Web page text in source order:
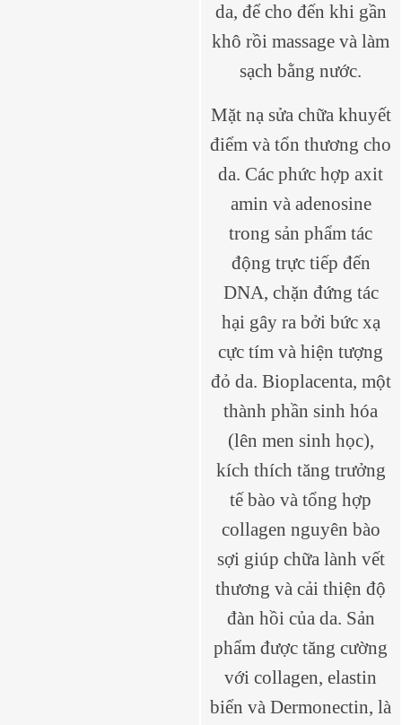
da, để cho đến khi gần
khô rồi massage và làm
sạch bằng nước.
Mặt nạ sửa chữa khuyết
điểm và tổn thương cho
da. Các phức hợp axit
amin và adenosine
trong sản phẩm tác
động trực tiếp đến
DNA, chặn đứng tác
hại gây ra bởi bức xạ
cực tím và hiện tượng
đỏ da. Bioplacenta, một
thành phần sinh hóa
(lên men sinh học),
kích thích tăng trưởng
tế bào và tổng hợp
collagen nguyên bào
sợi giúp chữa lành vết
thương và cải thiện độ
đàn hồi của da. Sản
phẩm được tăng cường
với collagen, elastin
biển và Dermonectin, là